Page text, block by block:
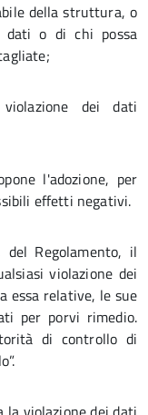
della struttura, o
dati o di chi possa
dei dati
l'adozione, per
effetti negativi.
Regolamento, il
violazione dei
essa relative, le sue
per porvi rimedio.
di controllo di